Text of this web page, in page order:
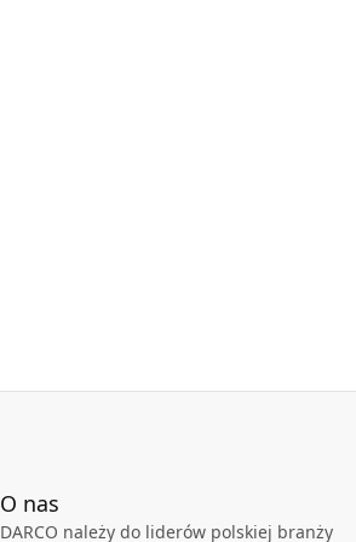
O nas
DARCO należy do liderów polskiej branży